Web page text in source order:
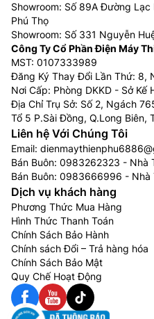
Showroom: Số 89A Đường
Phú Thọ
Showroom: Số 331 Nguyễn
Công Ty Cổ Phần Điện Máy
MST: 0107333989
Đăng Ký Thay Đổi Lần Thứ: 8,
Nơi Cấp: Phòng DKKD - Sở Kế
Địa Chỉ Trụ Sở: Số 2, Ngách
Tổ 5 P.Sài Đồng, Q.Long Biên,
Liên hệ Với Chúng Tôi
Email:
Bán Buôn: 0983262323 - Nhà
Bán Buôn: 0983666996 - Nhà
Dịch vụ khách hàng
Phương Thức Mua Hàng
Hình Thức Thanh Toán
Chính Sách Bảo Hành
Chính sách Đổi – Trả hàng hóa
Chính Sách Bảo Mật
Quy Chế Hoạt Động